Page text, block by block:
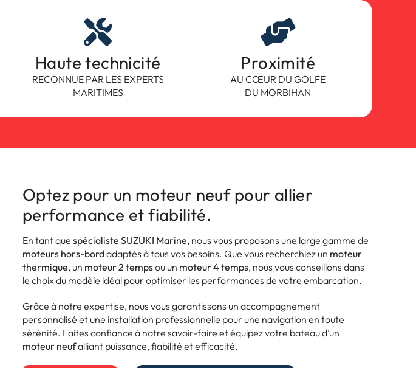
Haute technicité
RECONNUE PAR LES EXPERTS
MARITIMES
Proximité
AU CŒUR DU GOLFE
DU MORBIHAN
Optez pour un moteur neuf pour allier
performance et fiabilité.
En tant que spécialiste SUZUKI Marine, nous vous proposons une large gamme de
moteurs hors-bordadaptés à tous vos besoins. Que vous recherchiez un moteur
thermique, un moteur 2 tempsou un moteur 4 temps, nous vous conseillons dans
le choix du modèle idéal pour optimiser les performances de votre embarcation.
Grâce à notre expertise, nous vous garantissons un accompagnement
personnalisé et une installation professionnelle pour une navigation en toute
sérénité. Faites confiance à notre savoir-faire et équipez votre bateau d’un
moteur neufalliant puissance, fiabilité et efficacité.